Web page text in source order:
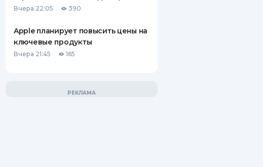
Вчера 22:05 390
Apple планирует повысить цены на
ключевые продукты
Вчера 21:45 165